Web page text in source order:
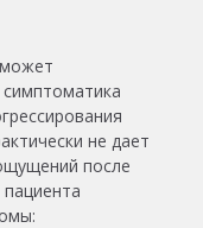
может
не дает
после